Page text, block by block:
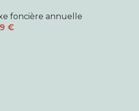
foncière annuelle
€